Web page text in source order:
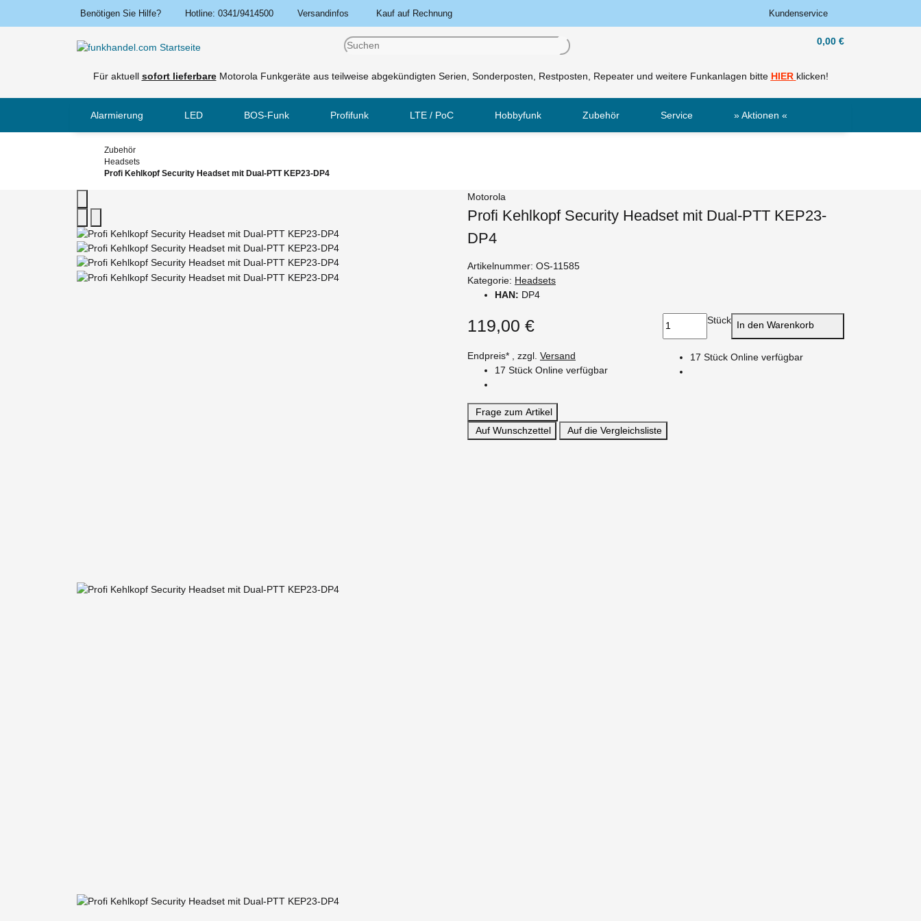
Benötigen Sie Hilfe? Hotline: 0341/9414500 Versandinfos Kauf auf Rechnung Kundenservice
0,00 €
Für aktuell sofort lieferbareMotorola Funkgeräte aus teilweise abgekündigten Serien, Sonderposten, Restposten, Repeater und weitere Funkanlagen bitte HIER klicken!
Alarmierung LED BOS-Funk Profifunk LTE / PoC Hobbyfunk Zubehör Service » Aktionen «
Zubehör
Headsets
Profi Kehlkopf Security Headset mit Dual-PTT KEP23-DP4
Motorola
Profi Kehlkopf Security Headset mit Dual-PTT KEP23-
DP4
Artikelnummer: OS-11585
Kategorie: Headsets
HAN: DP4
119,00 €
Endpreis* , zzgl. Versand
17 Stück Online verfügbar
Stück In den Warenkorb
17 Stück Online verfügbar
Frage zum Artikel
Auf Wunschzettel
Auf die Vergleichsliste